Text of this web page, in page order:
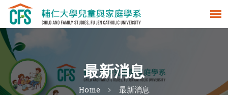
最新消息
Home 最新消息